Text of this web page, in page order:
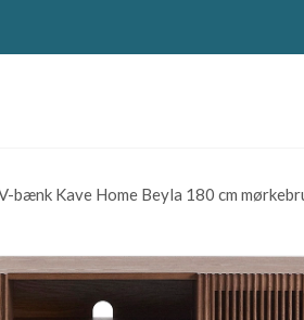
bænk Kave Home Beyla 180 cm